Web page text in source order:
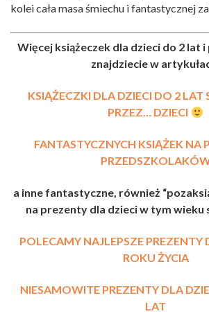
kolei cała masa śmiechu i fantastycznej
Więcej książeczek dla dzieci do 2 lat
znajdziecie w
KSIĄŻECZKI DLA DZIECI DO 2 LAT
PRZEZ… DZIECI
FANTASTYCZNYCH KSIĄŻEK NA
a inne fantastyczne, również
na prezenty dla dzieci w tym wieku
POLECAMY NAJLEPSZE PREZENTY
ROKU ŻYCIA
NIESAMOWITE PREZENTY DLA
LAT